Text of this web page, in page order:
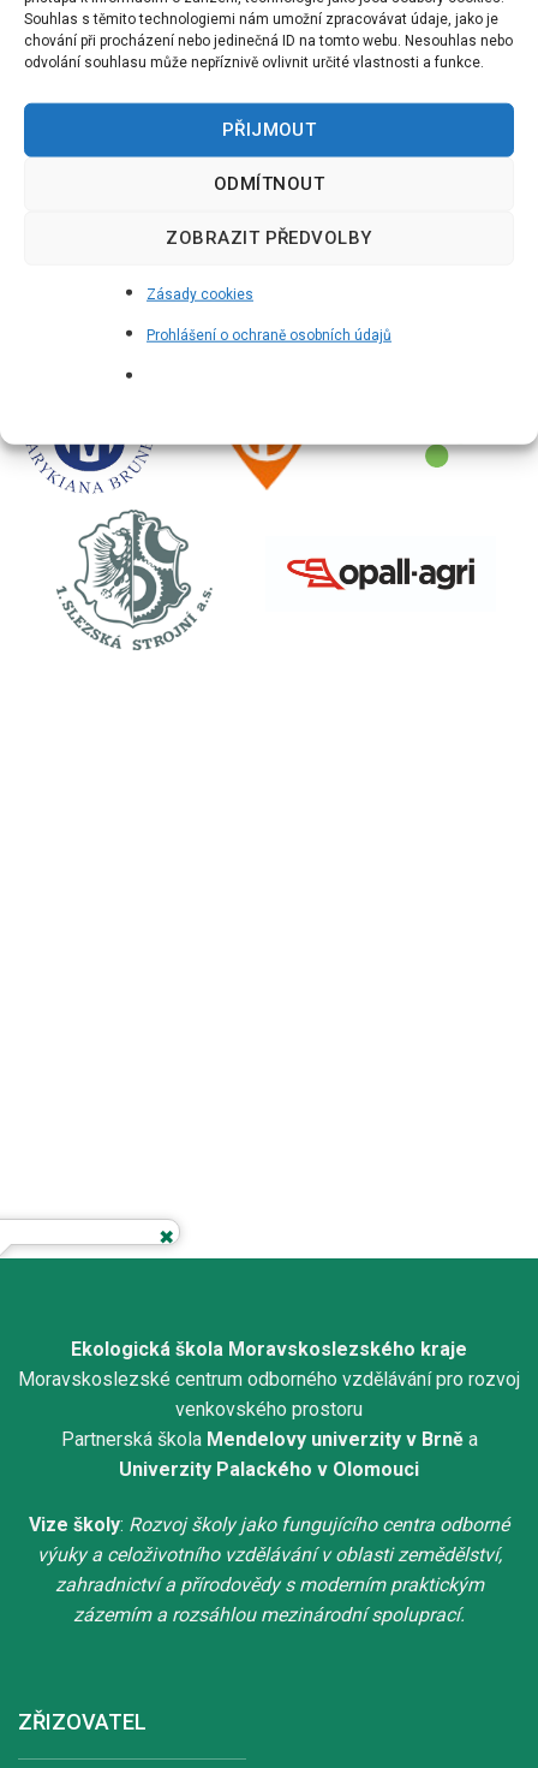
Souhlas s těmito technologiemi nám umožní zpracovávat údaje, jako je
chování při procházení nebo jedinečná ID na tomto webu. Nesouhlas nebo
odvolání souhlasu může nepříznivě ovlivnit určité vlastnosti a funkce.
PŘIJMOUT
ODMÍTNOUT
ZOBRAZIT PŘEDVOLBY
Zásady cookies
Prohlášení o ochraně osobních údajů
Ekologická škola Moravskoslezského kraje
Moravskoslezské centrum odborného vzdělávání pro rozvoj
venkovského prostoru
Partnerská škola Mendelovy univerzity v Brněa
Univerzity Palackého v Olomouci
Vize školy: Rozvoj školy jako fungujícího centra odborné
výuky a celoživotního vzdělávání v oblasti zemědělství,
zahradnictví a přírodovědy s moderním praktickým
zázemím a rozsáhlou mezinárodní spoluprací.
ZŘIZOVATEL